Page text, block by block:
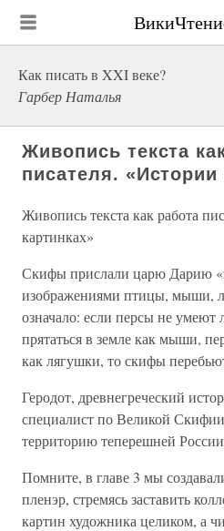
Как писать в XXI веке?
Гарбер Наталья
Живопись текста
писателя. «Истории
Живопись текста как работа
картинках»
Скифы прислали царю Дарию
изображениями птицы, мыши,
означало: если персы не умеют
прятаться в земле как мыши,
как лягушки, то скифы
Геродот, древнегреческий
специалист по Великой
территорию теперешней России
Помните, в главе 3 мы
пленэр, стремясь заставить
картин художника целиком, а